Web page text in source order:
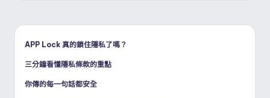
APP Lock 真的鎖住隱私了嗎？
三分鐘看懂隱私條款的重點
你傳的每一句話都安全